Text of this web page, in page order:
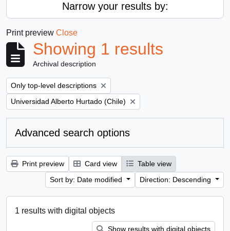
Narrow your results by:
Print preview Close
Showing 1 results
Archival description
Remove filter:
Only top-level descriptions
Remove filter:
Universidad Alberto Hurtado (Chile)
Advanced search options
Print preview Card view
Table view
Sort by: Date modified
Direction: Descending
1 results with digital objects
Show results with digital objects